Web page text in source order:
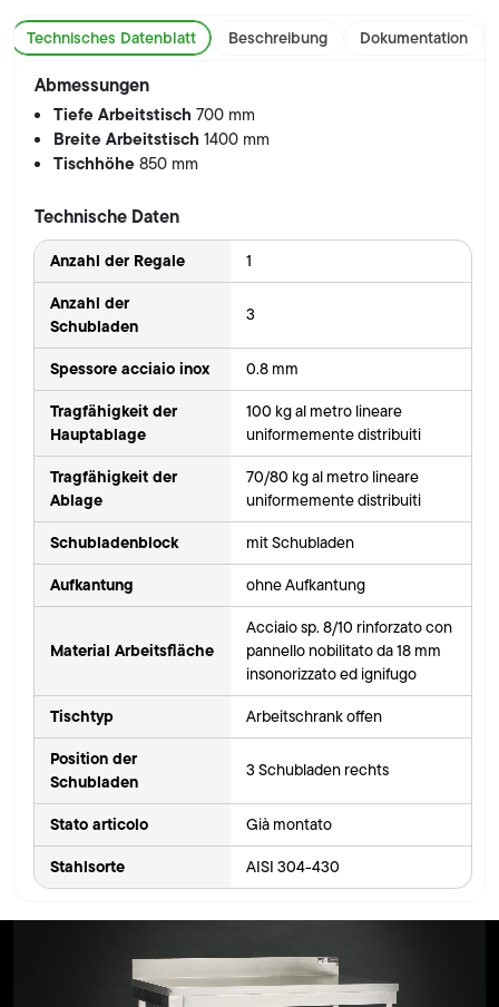
Technisches Datenblatt Beschreibung Dokumentation
Abmessungen
Tiefe Arbeitstisch700 mm
Breite Arbeitstisch1400 mm
Tischhöhe850 mm
Technische Daten
Anzahl der Regale 1
Anzahl der
Schubladen
3
Spessore acciaio inox 0.8 mm
Tragfähigkeit der
Hauptablage
100 kg al metro lineare
uniformemente distribuiti
Tragfähigkeit der
Ablage
70/80 kg al metro lineare
uniformemente distribuiti
Schubladenblock mit Schubladen
Aufkantung ohne Aufkantung
Material Arbeitsfläche
Acciaio sp. 8/10 rinforzato con
pannello nobilitato da 18 mm
insonorizzato ed ignifugo
Tischtyp Arbeitschrank offen
Position der
Schubladen
3 Schubladen rechts
Stato articolo Già montato
Stahlsorte AISI 304-430